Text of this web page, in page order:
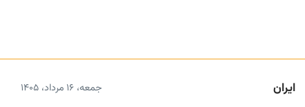
ایران جمعه، ۱۶ مرداد، ۱۴۰۵